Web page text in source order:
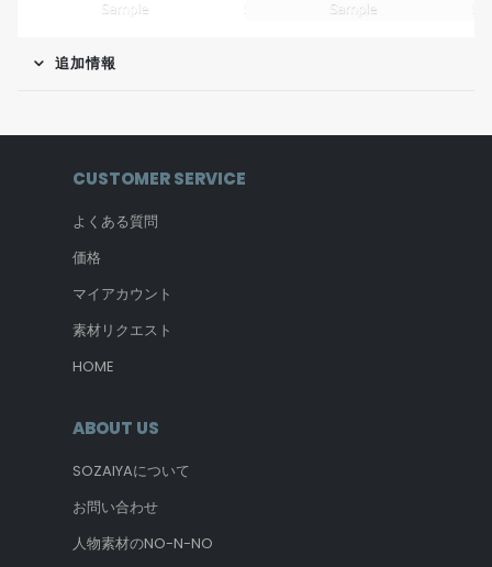
追加情報
CUSTOMER SERVICE
よくある質問
価格
マイアカウント
素材リクエスト
HOME
ABOUT US
SOZAIYAについて
お問い合わせ
人物素材のNO-N-NO